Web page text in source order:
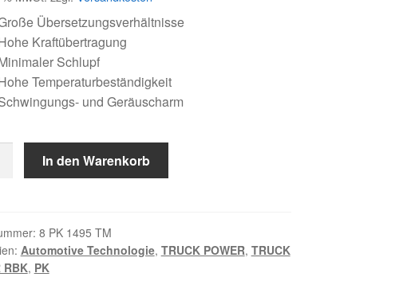
war:
67,03 €
ist:
44,38 €.
Übersetzungsverhältnisse
Kraftübertragung
Schlupf
Temperaturbeständigkeit
und Geräuscharm
In den Warenkorb
8 PK 1495 TM
Automotive Technologie, TRUCK POWER, TRUCK
RBK, PK